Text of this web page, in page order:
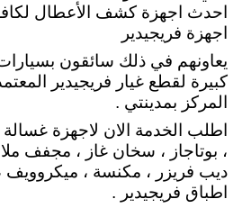
احدث اجهزة كشف الأعطال
اجهزة فريجيدير
يعاونهم في ذلك سائقون
كبيرة لقطع غيار فريجيدير
المركز بمدينتي .
اطلب الخدمة الان لاجهزة غسالة
، بوتاجاز ، سخان غاز ، مجفف
ديب فريزر ، مكنسة ، ميكروويف
اطباق فريجيدير .